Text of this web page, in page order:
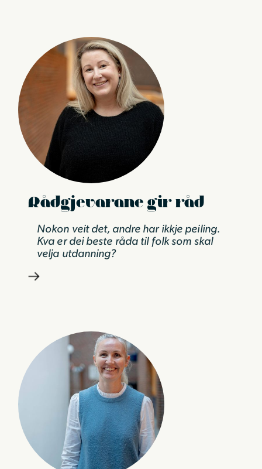
Rådgjevarane gir råd
Nokon veit det, andre har ikkje peiling.
Kva er dei beste råda til folk som skal
velja utdanning?